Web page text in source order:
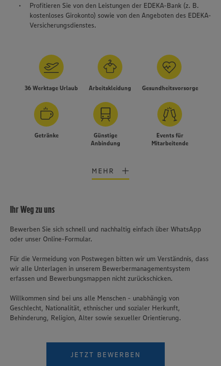
Profitieren Sie von den Leistungen der EDEKA-Bank (z. B.
kostenloses Girokonto) sowie von den Angeboten des EDEKA-
Versicherungsdienstes.
36 Werktage Urlaub Arbeitskleidung Gesundheitsvorsorge
Getränke
Günstige
Anbindung
Events für
Mitarbeitende
MEHR
Ihr Weg zu uns
Bewerben Sie sich schnell und nachhaltig einfach über WhatsApp
oder unser Online-Formular.
Für die Vermeidung von Postwegen bitten wir um Verständnis, dass
wir alle Unterlagen in unserem Bewerbermanagementsystem
erfassen und Bewerbungsmappen nicht zurückschicken.
Willkommen sind bei uns alle Menschen - unabhängig von
Geschlecht, Nationalität, ethnischer und sozialer Herkunft,
Behinderung, Religion, Alter sowie sexueller Orientierung.
JETZT BEWERBEN